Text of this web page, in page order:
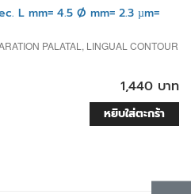
L mm= 4.5 Ø mm= 2.3 µm=
PALATAL, LINGUAL CONTOUR
1,440 บาท
หยิบใส่ตะกร้า